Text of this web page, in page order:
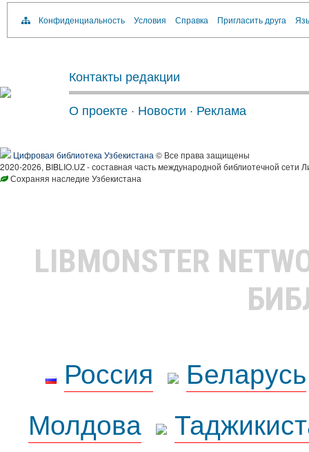
Конфиденциальность Условия Справка Пригласить друга
Контакты редакции
О проекте · Новости · Реклама
Цифровая библиотека Узбекистана © Все права защищены
2020-2026, BIBLIO.UZ - составная часть международной библиотечной сети
Сохраняя наследие Узбекистана
LIBMONSTER
Россия
Беларусь
Молдова